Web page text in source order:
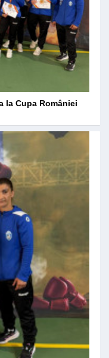
la Cupa României